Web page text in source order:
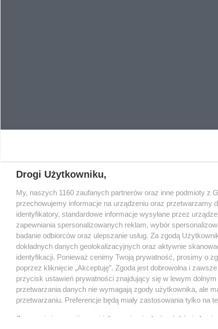
Drogi Użytkowniku,
My, naszych 1160 zaufanych partnerów oraz inne podmioty z
przechowujemy informacje na urządzeniu oraz przetwarzamy
identyfikatory, standardowe informacje wysyłane przez
zapewniania spersonalizowanych reklam, wybór
badanie odbiorców oraz ulepszanie usług. Za zgodą
dokładnych danych geolokalizacyjnych oraz aktywnie
identyfikacji. Ponieważ cenimy Twoją prywatność, prosimy o
poprzez kliknięcie „Akceptuję”. Zgoda jest dobrowolna i
przycisk ustawień prywatności znajdujący się w lewym
przetwarzania danych nie wymagają zgody użytkownika, ale
przetwarzaniu. Preferencje będą miały zastosowania tylko na
Zapoznaj się z poniższymi informacjami, abyś mógł